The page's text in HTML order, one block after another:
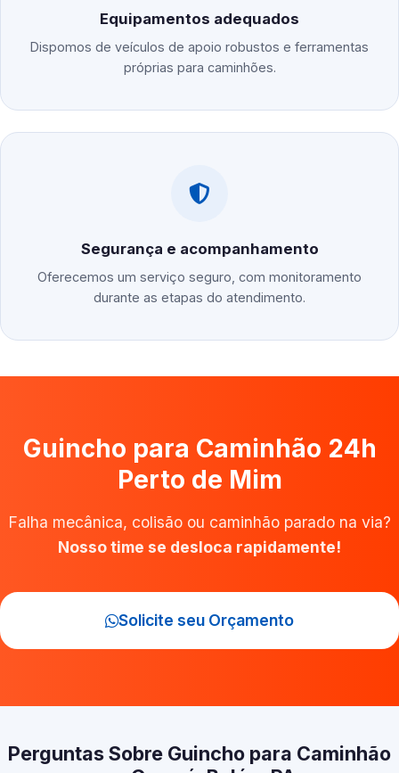
Equipamentos adequados
Dispomos de veículos de apoio robustos e ferramentas
próprias para caminhões.
Segurança e acompanhamento
Oferecemos um serviço seguro, com monitoramento
durante as etapas do atendimento.
Guincho para Caminhão 24h
Perto de Mim
Falha mecânica, colisão ou caminhão parado na via?
Nosso time se desloca rapidamente!
Solicite seu Orçamento
Perguntas Sobre Guincho para Caminhão